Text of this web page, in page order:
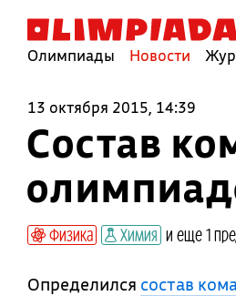
Олимпиады Новости
13 октября 2015, 14:39
Состав
Физика Химия и еще 1
Определился состав